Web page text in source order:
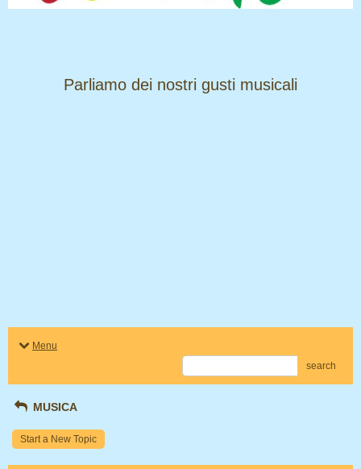
​​​​​​​Parliamo dei nostri gusti musicali
Menu
search
MUSICA
Start a New Topic